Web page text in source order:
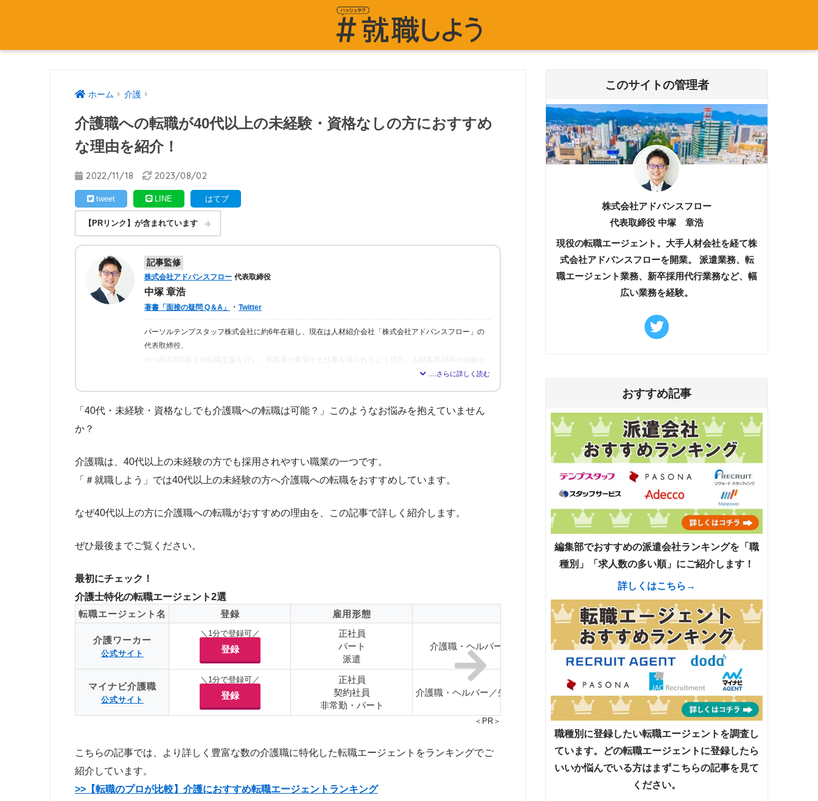
ホーム 介護
介護職への転職が40代以上の未経験・資格なしの方におすすめ
な理由を紹介！
2022/11/18 2023/08/02
tweet LINE はてブ
【PRリンク】が含まれています
記事監修
株式会社アドバンスフロー 代表取締役
中塚 章浩
著書「面接の疑問 Q＆A」 ・ Twitter
パーソルテンプスタッフ株式会社に約6年在籍し、現在は人材紹介会社「株式会社アドバンスフロー」の
代表取締役。
ら「転職はしっかりとした情報が得られれば得られるほど、理想の職場を見つけられる」と確信し、多く
「40代・未経験・資格なしでも介護職への転職は可能？」このようなお悩みを抱えていません
か？
介護職は、40代以上の未経験の方でも採用されやすい職業の一つです。
「＃就職しよう」では40代以上の未経験の方へ介護職への転職をおすすめしています。
なぜ40代以上の方に介護職への転職がおすすめの理由を、この記事で詳しく紹介します。
ぜひ最後までご覧ください。
最初にチェック！
介護士特化の転職エージェント2選
転職エージェント名
登録 雇用形態 対応職種 対応地域
介護ワーカー
公式サイト
＼1分で登録可／
登録
正社員
パート
派遣
介護職・ヘルパー／ケアマネジャー／管理職／その他 全国47都道府県
マイナビ介護職
公式サイト
＼1分で登録可／
登録
正社員
契約社員
非常勤・パート
介護職・ヘルパー／生活相談員／看護助手／ケアマネジャー 全国47都道府県
＜PR＞
こちらの記事では、より詳しく豊富な数の介護職に特化した転職エージェントをランキングでご
紹介しています。
>>【転職のプロが比較】介護におすすめ転職エージェントランキング
このサイトの管理者
株式会社アドバンスフロー
代表取締役 中塚 章浩
現役の転職エージェント。大手人材会社を経て株
式会社アドバンスフローを開業。 派遣業務、転
職エージェント業務、新卒採用代行業務など、幅
広い業務を経験。
おすすめ記事
編集部でおすすめの派遣会社ランキングを「職
種別」「求人数の多い順」にご紹介します！
詳しくはこちら→
職種別に登録したい転職エージェントを調査し
ています。どの転職エージェントに登録したら
いいか悩んでいる方はまずこちらの記事を見て
ください。